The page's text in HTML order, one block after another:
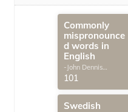
Commonly
mispronounce
d words in
English
-John Dennis
G.Thomas
101
Swedish